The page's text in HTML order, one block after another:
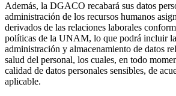
Además, la DGACO recabará sus datos
administración de los recursos humanos
derivados de las relaciones laborales
políticas de la UNAM, lo que podrá incluir
administración y almacenamiento de datos
salud del personal, los cuales, en todo
calidad de datos personales sensibles, de
aplicable.